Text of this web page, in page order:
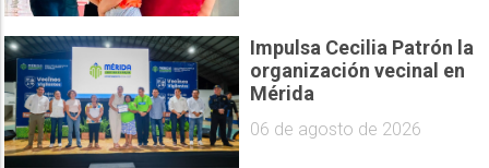
Impulsa Cecilia Patrón la
organización vecinal en
Mérida
06 de agosto de 2026